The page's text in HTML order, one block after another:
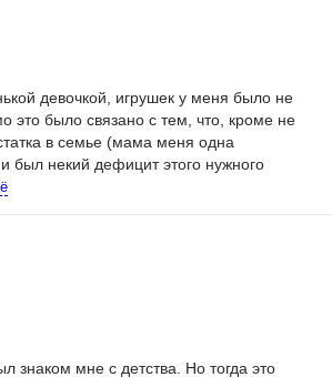
девочкой, игрушек у меня было не
это было связано с тем, что, кроме не
в семье (мама меня одна
был некий дефицит этого нужного
знаком мне с детства. Но тогда это